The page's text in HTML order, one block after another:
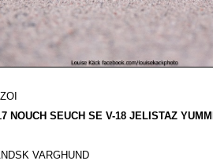
NOUCH SEUCH SE V-18 JELISTAZ
VARGHUND